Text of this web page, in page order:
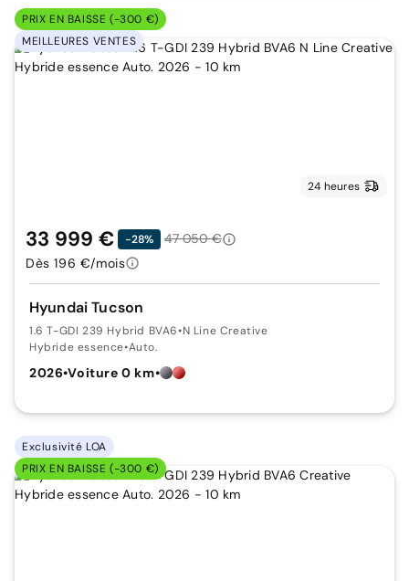
PRIX EN BAISSE (-300 €)
MEILLEURES VENTES
24 heures
Hyundai Tucson
1.6 T-GDI 239 Hybrid BVA6•N Line Creative
Hybride essence•Auto.
2026•Voiture 0 km•
33 999 € -28%
47 050 €
Dès 196 €/mois
Exclusivité LOA
PRIX EN BAISSE (-300 €)